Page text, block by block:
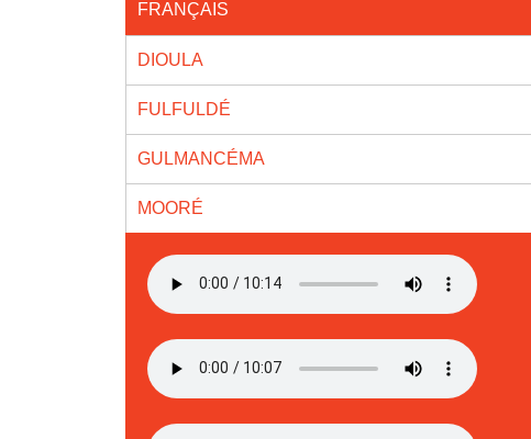
FRANÇAIS
DIOULA
FULFULDÉ
GULMANCÉMA
MOORÉ